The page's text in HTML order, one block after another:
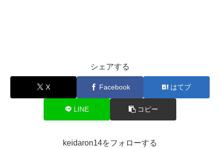
シェアする
X Facebook はてブ
LINE コピー
keidaron14をフォローする